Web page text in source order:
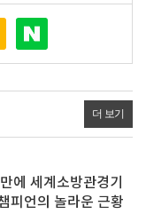
더 보기
에 세계소방관경기
피언의 놀라운 근황